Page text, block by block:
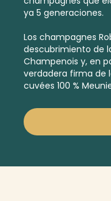
ya 5 generaciones.
Los champagnes
descubrimiento de
Champenois y, en
verdadera firma de
cuvées 100 %